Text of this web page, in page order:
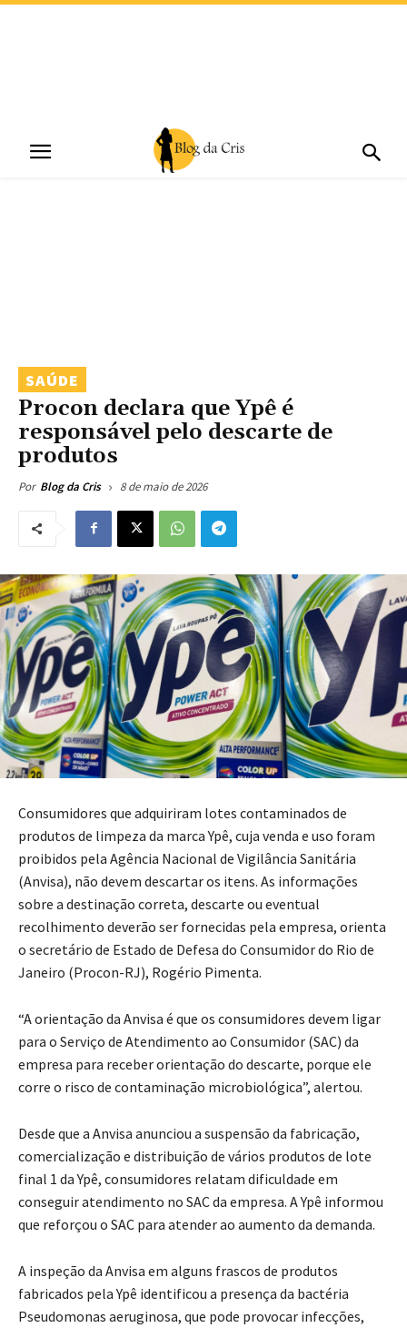
SAÚDE
Procon declara que Ypê é
responsável pelo descarte de
produtos
Por Blog da Cris 8 de maio de 2026
Consumidores que adquiriram lotes contaminados de
produtos de limpeza da marca Ypê, cuja venda e uso foram
proibidos pela Agência Nacional de Vigilância Sanitária
(Anvisa), não devem descartar os itens. As informações
sobre a destinação correta, descarte ou eventual
recolhimento deverão ser fornecidas pela empresa, orienta
o secretário de Estado de Defesa do Consumidor do Rio de
Janeiro (Procon-RJ), Rogério Pimenta.
“A orientação da Anvisa é que os consumidores devem ligar
para o Serviço de Atendimento ao Consumidor (SAC) da
empresa para receber orientação do descarte, porque ele
corre o risco de contaminação microbiológica”, alertou.
Desde que a Anvisa anunciou a suspensão da fabricação,
comercialização e distribuição de vários produtos de lote
final 1 da Ypê, consumidores relatam dificuldade em
conseguir atendimento no SAC da empresa. A Ypê informou
que reforçou o SAC para atender ao aumento da demanda.
A inspeção da Anvisa em alguns frascos de produtos
fabricados pela Ypê identificou a presença da bactéria
Pseudomonas aeruginosa, que pode provocar infecções,